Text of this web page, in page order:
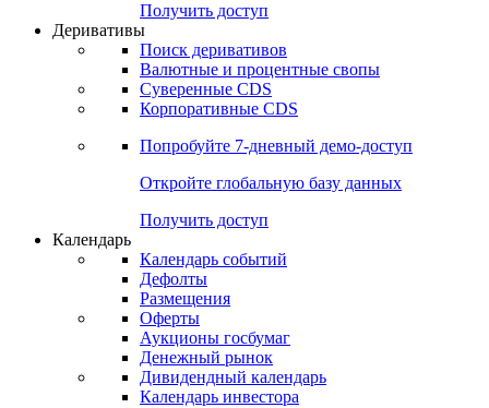
Получить доступ
Деривативы
Поиск деривативов
Валютные и процентные свопы
Суверенные CDS
Корпоративные CDS
Попробуйте 7-дневный демо-доступ
Откройте глобальную базу данных
Получить доступ
Календарь
Календарь событий
Дефолты
Размещения
Оферты
Аукционы госбумаг
Денежный рынок
Дивидендный календарь
Календарь инвестора